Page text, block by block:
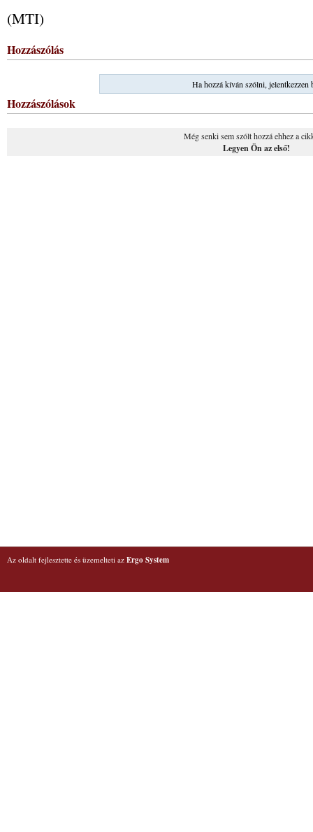
(MTI)
Hozzászólás
Ha hozzá kíván szólni, jelentkezzen
Hozzászólások
Még senki sem szólt hozzá ehhez a
Legyen Ön az első!
Az oldalt fejlesztette és üzemelteti az Ergo System